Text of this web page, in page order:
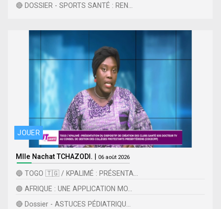
🔴 DOSSIER - SPORTS SANTÉ : REN...
JOUER
Mlle Nachat TCHAZODI. | 06 août 2026
🔵 TOGO 🇹🇬 / KPALIMÉ : PRÉSENTA...
🟢 AFRIQUE : UNE APPLICATION MO...
🔴 Dossier - ASTUCES PÉDIATRIQU...